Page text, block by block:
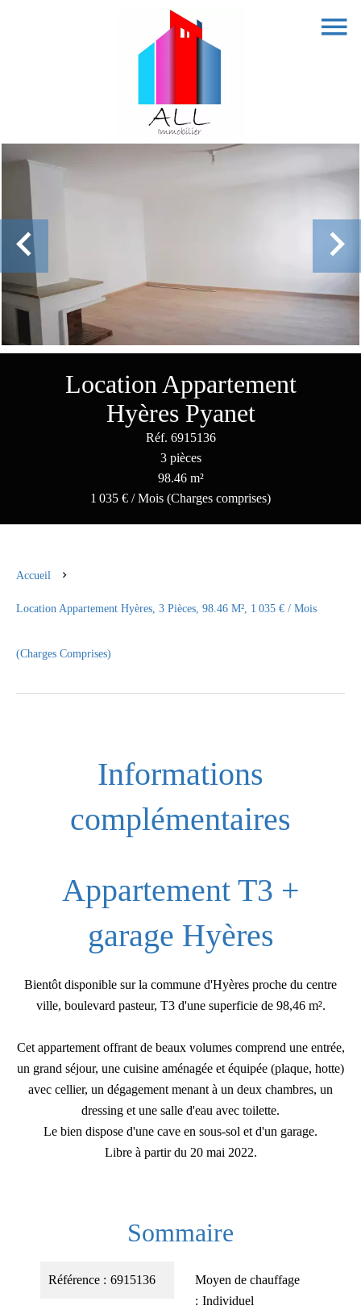
Location Appartement
Hyères Pyanet
Réf. 6915136
3 pièces
98.46 m²
1 035 € / Mois (Charges comprises)
Accueil
Location Appartement Hyères, 3 Pièces, 98.46 M², 1 035 € / Mois
(Charges Comprises)
Informations
complémentaires
Appartement T3 +
garage Hyères
Bientôt disponible sur la commune d'Hyères proche du centre
ville, boulevard pasteur, T3 d'une superficie de 98,46 m².
Cet appartement offrant de beaux volumes comprend une entrée,
un grand séjour, une cuisine aménagée et équipée (plaque, hotte)
avec cellier, un dégagement menant à un deux chambres, un
dressing et une salle d'eau avec toilette.
Le bien dispose d'une cave en sous-sol et d'un garage.
Libre à partir du 20 mai 2022.
Sommaire
Référence 6915136
Moyen de chauffage
Individuel